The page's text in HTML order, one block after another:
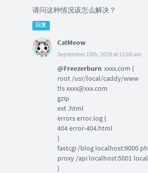
请问这种情况该怎么解决？
回复
CatMeow
September 15th, 2019 at 11:00 am
@Freezerburn xxxx.com {
root /usr/local/caddy/www
tls xxxx@xxx.com
gzip
ext .html
errors error.log {
404 error-404.html
}
fastcgi /blog localhost:9000
proxy /api localhost:5001
}